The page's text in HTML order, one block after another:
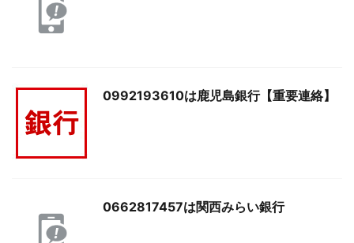
0992193610は鹿児島銀行【重要連絡】
0662817457は関西みらい銀行